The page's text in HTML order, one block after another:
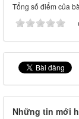
Tổng số điểm của
Những tin mới